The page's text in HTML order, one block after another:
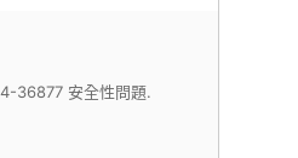
36877 安全性問題.